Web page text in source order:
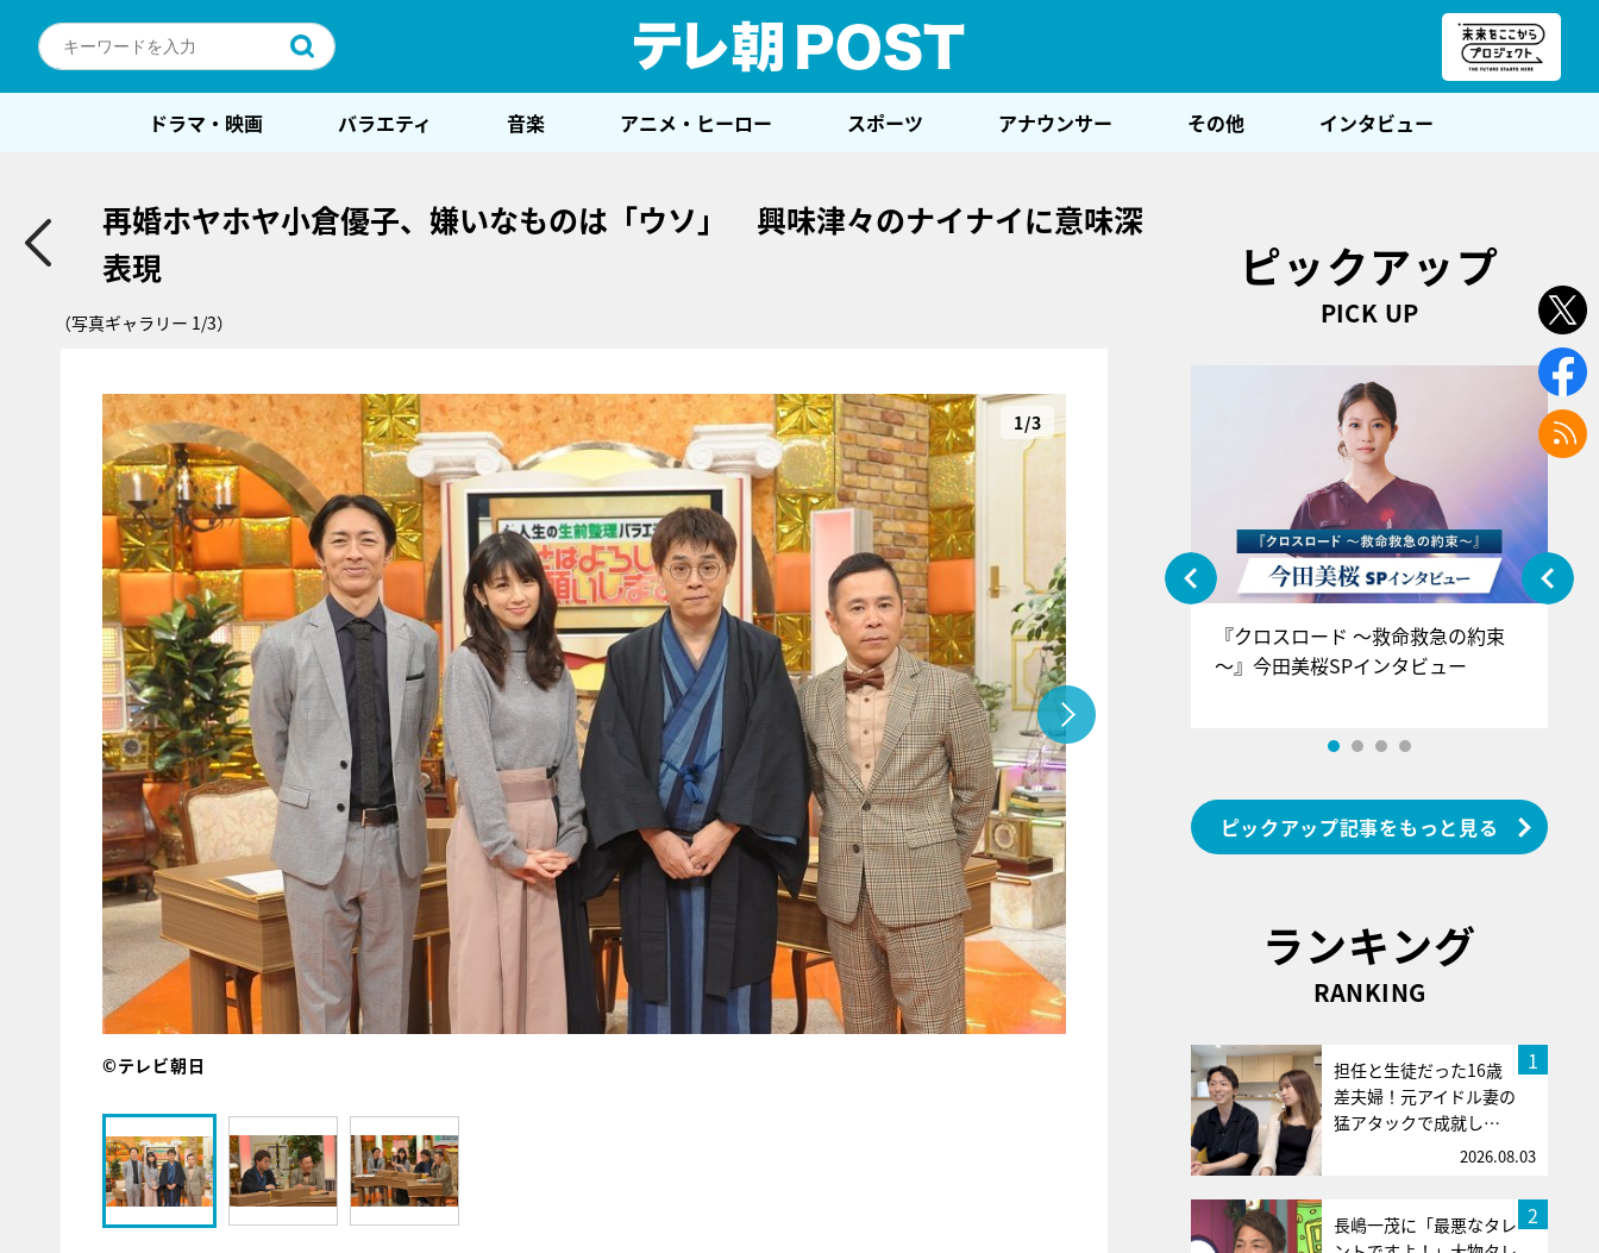
ドラマ・映画 バラエティ 音楽 アニメ・ヒーロー スポーツ アナウンサー その他 インタビュー
再婚ホヤホヤ小倉優子、嫌いなものは「ウソ」 興味津々のナイナイに意味深
表現
（写真ギャラリー 1/3）
1/3
©テレビ朝日
ピックアップ
PICK UP
『アイ＝ラブ！げーみんぐ』＝LOV
E齋藤樹愛羅＆佐々木舞香SPインタ
ビュー
『クロスロード ～救命救急の約束
～』今田美桜SPインタビュー
ピックアップ記事をもっと見る
ランキング
RANKING
1
担任と生徒だった16歳
差夫婦！元アイドル妻の
猛アタックで成就し…
2026.08.03
2
長嶋一茂に「最悪なタレ